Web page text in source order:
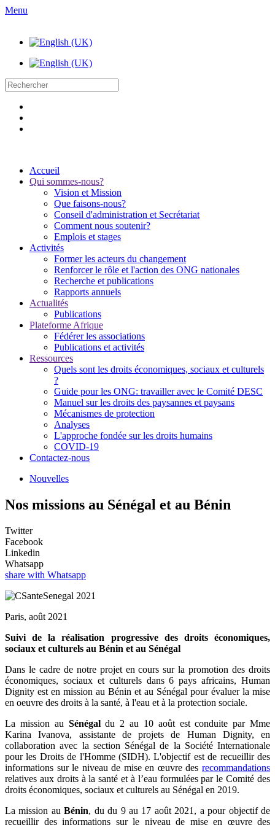
Menu
Accueil
Qui sommes-nous?
Vision et Mission
Que faisons-nous?
Conseil d'administration et Secrétariat
Comment nous soutenir?
Emplois et stages
Activités
Former les acteurs du changement
Renforcer le rôle et l'action des ONG nationales
Recherche et publications
Rapports annuels
Actualités
Publications
Plateforme Afrique
Fédérer les associations
Publications et activités
Ressources
Quels sont les droits économiques, sociaux et culturels
?
Guide pour les ONG: travailler avec le Comité DESC
Manuel sur les droits des paysannes et paysans
Mécanismes de protection
Analyses
L'approche fondée sur les droits humains
COVID-19
Contactez-nous
Nouvelles
Nos missions au Sénégal et au Bénin
Twitter
Facebook
Linkedin
Whatsapp
share with Whatsapp
Paris, août 2021
Suivi de la réalisation progressive des droits économiques,
sociaux et culturels au Bénin et au Sénégal
Dans le cadre de notre projet en cours sur la promotion des droits
économiques, sociaux et culturels dans 6 pays africains, Human
Dignity est en mission au Bénin et au Sénégal pour évaluer la mise
en oeuvre des droits à la santé, à l'eau et à la protection sociale.
La mission au Sénégaldu 2 au 10 août est conduite par Mme
Karina Ivanova, assistante de projets de Human Dignity, en
collaboration avec la section Sénégal de la Société Internationale
pour les Droits de l'Homme (SIDH). L'objectif est de recueillir des
informations sur le niveau de mise en œuvre des recommandations
relatives aux droits à la santé et à l’eau formulées par le Comité des
droits économiques, sociaux et culturels au Sénégal en 2019.
La mission auBénin, du du 9 au 17 août 2021, a pour objectif de
recueillir des informations sur le niveau de mise en œuvre des